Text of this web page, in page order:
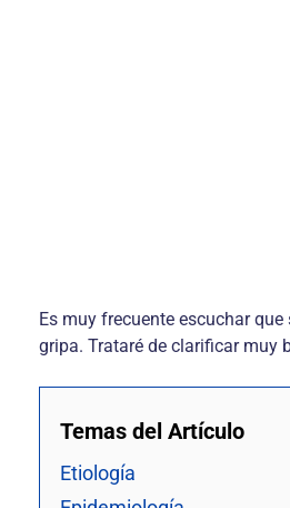
Es muy frecuente escuchar
gripa. Trataré de clarificar muy
Temas del Artículo
Etiología